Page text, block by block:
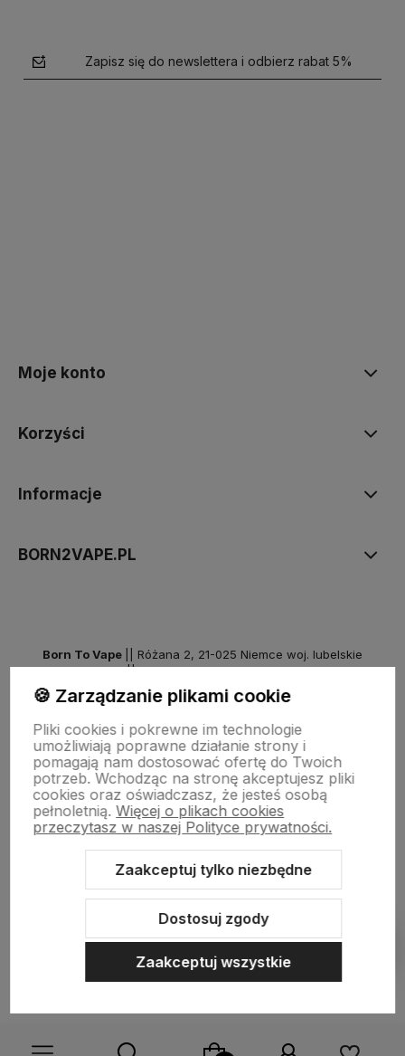
Zapisz się do newslettera i odbierz rabat 5%
Moje konto
Korzyści
Informacje
BORN2VAPE.PL
Born To Vape
|| Różana 2, 21-025 Niemce woj. lubelskie
NIP: 7141861133 || E:kontakt@born2vape.plT:665 744 477
Sklep internetowy Shoper Premium
Szablon Shoper Modern 3.0™
🍪 Zarządzanie plikami cookie
Pliki cookies i pokrewne im technologie
umożliwiają poprawne działanie strony i
pomagają nam dostosować ofertę do Twoich
potrzeb. Wchodząc na stronę akceptujesz pliki
cookies oraz oświadczasz, że jesteś osobą
pełnoletnią. Więcej o plikach cookies
przeczytasz w naszej Polityce prywatności.
Zaakceptuj tylko niezbędne
Dostosuj zgody
Zaakceptuj wszystkie